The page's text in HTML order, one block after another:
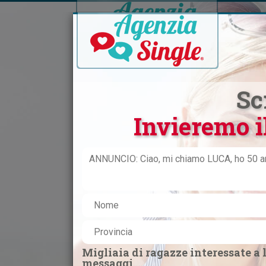
CERCO DONNA
Invieremo
Migliaia di ragazze interessate a
messaggi...